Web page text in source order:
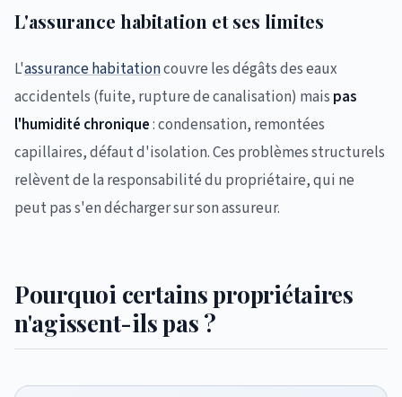
L'assurance habitation et ses limites
L'assurance habitationcouvre les dégâts des eaux
accidentels (fuite, rupture de canalisation) mais pas
l'humidité chronique: condensation, remontées
capillaires, défaut d'isolation. Ces problèmes structurels
relèvent de la responsabilité du propriétaire, qui ne
peut pas s'en décharger sur son assureur.
Pourquoi certains propriétaires
n'agissent-ils pas ?